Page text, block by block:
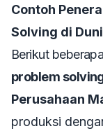
Contoh
Solving di
Berikut
problem
Perusahaan
produksi